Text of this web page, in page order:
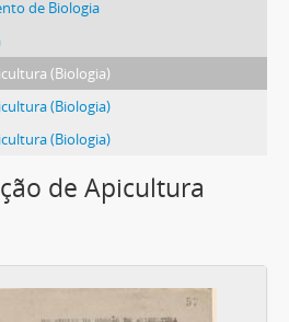
de Biologia
(Biologia)
(Biologia)
(Biologia)
de Apicultura